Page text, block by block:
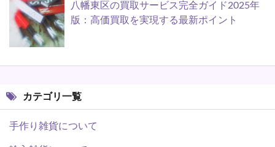
八幡東区の買取サービス完全ガイド2025年
版：高価買取を実現する最新ポイント
カテゴリ一覧
手作り雑貨について